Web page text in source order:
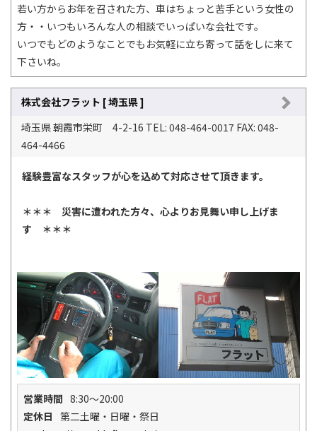
若い方からお年を召された方、車はちょっと苦手という女性の
方・・いつもいろんな人の相談でいっぱいな会社です。
いつでもどのようなことでもお気軽に立ち寄って話をしに来て
下さいね。
株式会社フラット [ 埼玉県 ]
埼玉県 朝霞市栄町 4-2-16 TEL: 048-464-0017 FAX: 048-
464-4466
経験豊富なスタッフが心を込めて対応させて頂きます。
＊＊＊ 災害に遭われた方々、心よりお見舞い申し上げま
す ＊＊＊
営業時間 8:30～20:00
定休日 第二土曜・日曜・祭日